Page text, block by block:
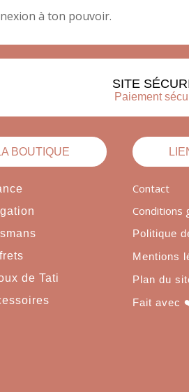
à ton pouvoir.
SITE
Paiement
BOUTIQUE
de Tati
Contact
Conditions
Politique
Mentions
Plan du
Fait avec